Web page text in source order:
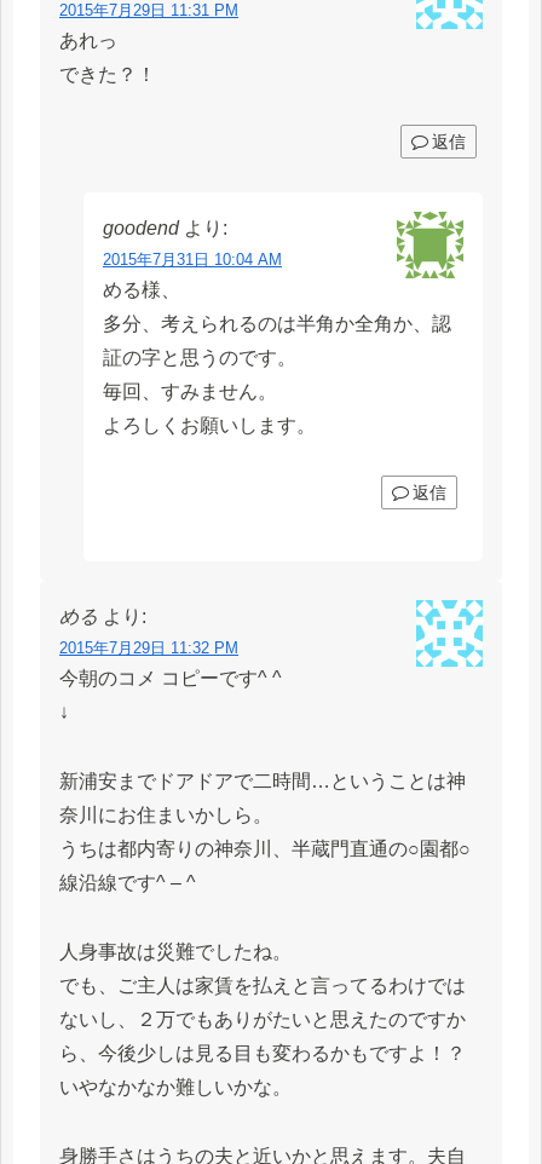
2015年7月29日 11:31 PM
あれっ
できた？！
返信
goodend より:
2015年7月31日 10:04 AM
める様、
多分、考えられるのは半角か全角か、認
証の字と思うのです。
毎回、すみません。
よろしくお願いします。
返信
める より:
2015年7月29日 11:32 PM
今朝のコメ コピーです^ ^
↓
新浦安までドアドアで二時間…ということは神
奈川にお住まいかしら。
うちは都内寄りの神奈川、半蔵門直通の○園都○
線沿線です^ – ^
人身事故は災難でしたね。
でも、ご主人は家賃を払えと言ってるわけでは
ないし、２万でもありがたいと思えたのですか
ら、今後少しは見る目も変わるかもですよ！？
いやなかなか難しいかな。
身勝手さはうちの夫と近いかと思えます。夫自